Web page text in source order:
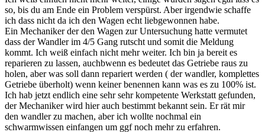
so, bis du am Ende ein Problem verspürst. Aber irgendwie schaffe
ich dass nicht da ich den Wagen echt liebgewonnen habe.
Ein Mechaniker der den Wagen zur Untersuchung hatte vermutet
dass der Wandler im 4/5 Gang rutscht und somit die Meldung
kommt. Ich weiß einfach nicht mehr weiter. Ich bin ja bereit es
reparieren zu lassen, auchbwenn es bedeutet das Getriebe raus zu
holen, aber was soll dann repariert werden ( der wandler, komplettes
Getriebe überholt) wenn keiner benennen kann was es zu 100% ist.
Ich hab jetzt endlich eine sehr sehr kompetente Werkstatt gefunden,
der Mechaniker wird hier auch bestimmt bekannt sein. Er rät mir
den wandler zu machen, aber ich wollte nochmal ein
schwarmwissen einfangen um ggf noch mehr zu erfahren.